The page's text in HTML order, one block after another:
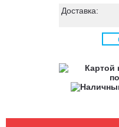
Доставка: